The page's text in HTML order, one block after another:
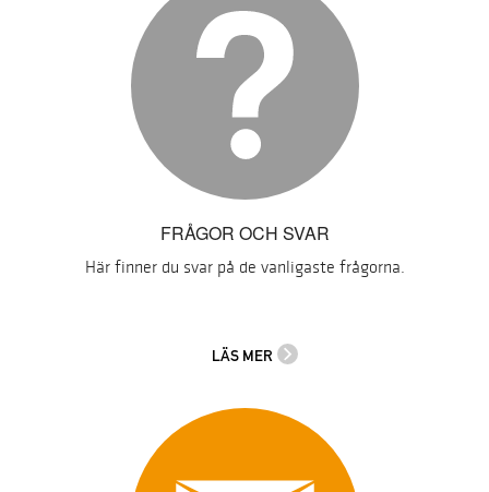
FRÅGOR OCH SVAR
Här finner du svar på de vanligaste frågorna.
LÄS MER